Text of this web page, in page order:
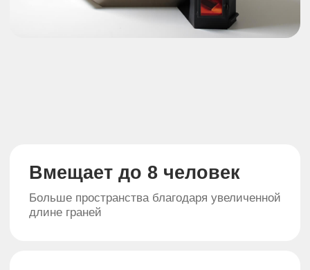
Прослужит долго
Корпус чаши изготовлен из сатинированной
нержавеющей стали марки AISI 430/304 2 мм